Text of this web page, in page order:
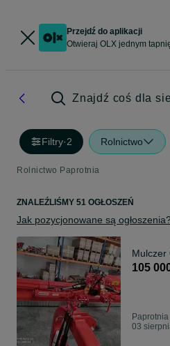
Przejdź do aplikacji
Otwieraj OLX jednym
Znajdź coś dla
Filtry·2 Rolnictwo
Rolnictwo Paprotnia
ZNALEŹLIŚMY 51 OGŁOSZEŃ
Jak pozycjonowane są
105
Paprotnia
03